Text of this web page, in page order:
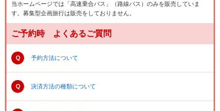
当ホームページでは「高速乗合バス」（路線バス）のみを販売していま
す。募集型企画旅行は販売をしておりません。
ご予約時 よくあるご質問
Q 予約方法について
Q 決済方法の種類について